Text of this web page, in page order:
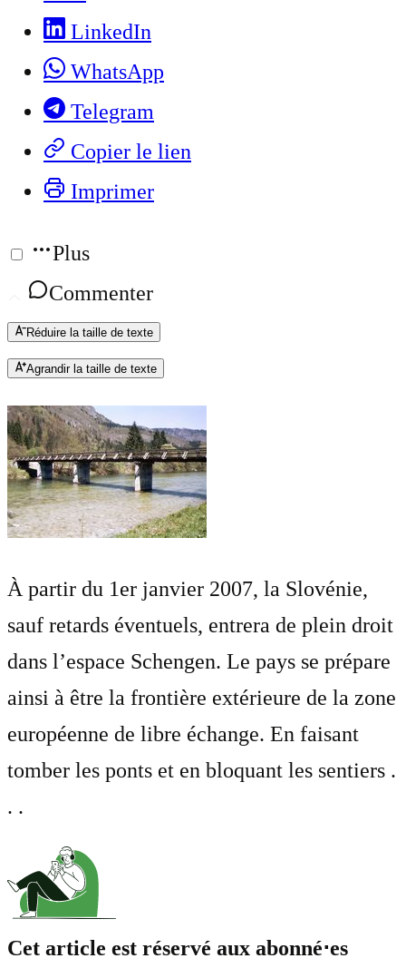
LinkedIn
WhatsApp
Telegram
Copier le lien
Imprimer
Plus
Commenter
Réduire la taille de texte
Agrandir la taille de texte
À partir du 1er janvier 2007, la Slovénie,
sauf retards éventuels, entrera de plein droit
dans l’espace Schengen. Le pays se prépare
ainsi à être la frontière extérieure de la zone
européenne de libre échange. En faisant
tomber les ponts et en bloquant les sentiers .
. .
Cet article est réservé aux abonné⋅es